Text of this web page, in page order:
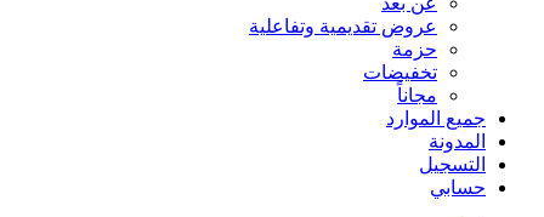
عروض تقديمية وتفاعلية
حزمة
تخفيضات
مجاناً
جميع الموارد
المدونة
التسجيل
حسابي